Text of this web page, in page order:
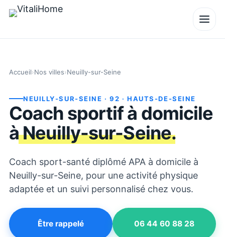
Accueil›Nos villes›Neuilly-sur-Seine
NEUILLY-SUR-SEINE · 92 · HAUTS-DE-SEINE
Coach sportif à domicile
àNeuilly-sur-Seine.
Coach sport-santé diplômé APA à domicile à
Neuilly-sur-Seine, pour une activité physique
adaptée et un suivi personnalisé chez vous.
Être rappelé 06 44 60 88 28